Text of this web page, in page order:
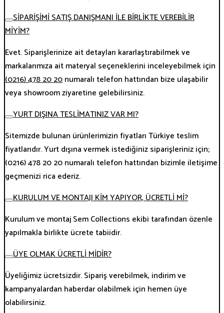
SİPARİŞİMİ SATIŞ DANIŞMANI İLE BİRLİKTE VEREBİLİR
MİYİM?
Evet. Siparişlerinize ait detayları kararlaştırabilmek ve
markalarımıza ait materyal seçeneklerini inceleyebilmek için
(0216) 478 20 20numaralı telefon hattından bize ulaşabilir
veya showroom ziyaretine gelebilirsiniz.
YURT DIŞINA TESLİMATINIZ VAR MI?
Sitemizde bulunan ürünlerimizin fiyatları Türkiye teslim
fiyatlarıdır. Yurt dışına vermek istediğiniz siparişleriniz için;
(0216) 478 20 20 numaralı telefon hattından bizimle iletişime
geçmenizi rica ederiz.
KURULUM VE MONTAJI KİM YAPIYOR, ÜCRETLİ Mİ?
Kurulum ve montaj Sem Collections ekibi tarafından özenle
yapılmakla birlikte ücrete tabiidir.
ÜYE OLMAK ÜCRETLİ MİDİR?
Üyeliğimiz ücretsizdir. Sipariş verebilmek, indirim ve
kampanyalardan haberdar olabilmek için hemen üye
olabilirsiniz.